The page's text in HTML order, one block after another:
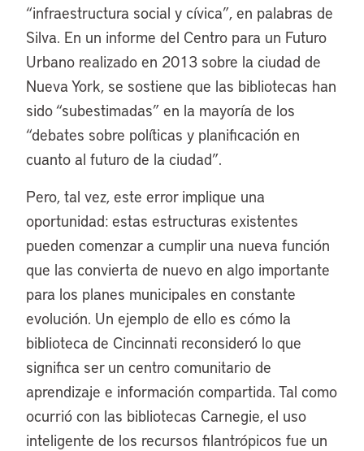
“infraestructura social y cívica”, en palabras de
Silva. En un informe del Centro para un Futuro
Urbano realizado en 2013 sobre la ciudad de
Nueva York, se sostiene que las bibliotecas han
sido “subestimadas” en la mayoría de los
“debates sobre políticas y planificación en
cuanto al futuro de la ciudad”.
Pero, tal vez, este error implique una
oportunidad: estas estructuras existentes
pueden comenzar a cumplir una nueva función
que las convierta de nuevo en algo importante
para los planes municipales en constante
evolución. Un ejemplo de ello es cómo la
biblioteca de Cincinnati reconsideró lo que
significa ser un centro comunitario de
aprendizaje e información compartida. Tal como
ocurrió con las bibliotecas Carnegie, el uso
inteligente de los recursos filantrópicos fue un